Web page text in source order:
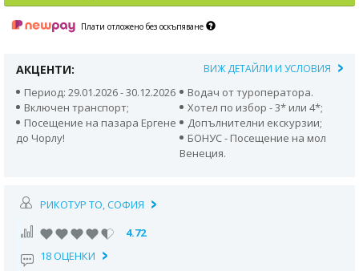
Плати отложено без оскъпяване
АКЦЕНТИ: ВИЖ ДЕТАЙЛИ И УСЛОВИЯ
Период: 29.01.2026 - 30.12.2026
Водач от туроператора.
Включен транспорт;
Хотел по избор - 3* или 4*;
Посещение на пазара Ергене
до Чорлу!
Допълнителни екскурзии;
БОНУС - Посещение на мол
Венеция.
РИКОТУР TO, СОФИЯ
4.72
18 ОЦЕНКИ